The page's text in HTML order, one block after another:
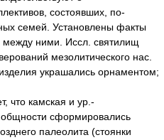
состоявших, по-
семей. Установлены факты
ними. Иссл. святилищ
мезолитического нас.
украшались орнаментом;
что камская и ур.-
общности сформировались
палеолита (стоянки